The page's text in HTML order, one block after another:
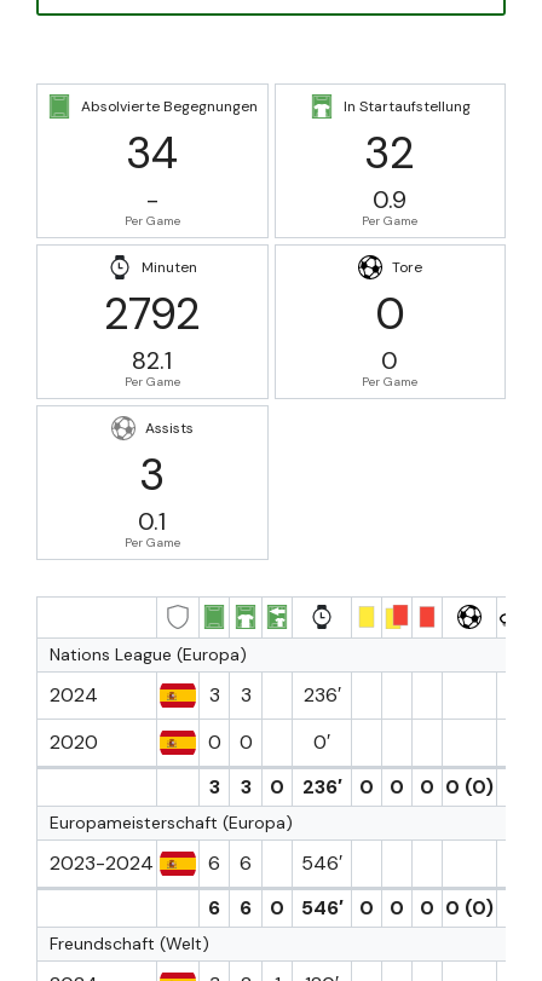
Absolvierte Begegnungen
34
-
Per Game
In Startaufstellung
32
0.9
Per Game
Minuten
2792
82.1
Per Game
Tore
0
0
Per Game
Assists
3
0.1
Per Game
Nations League (Europa)
2024 3 3
236′
2020
0 0
0′
3
3 0 236′ 0 0 0 0 (0)
Europameisterschaft (Europa)
2023-2024 6 6 546′
6
6 0 546′ 0 0 0 0 (0)
Freundschaft (Welt)